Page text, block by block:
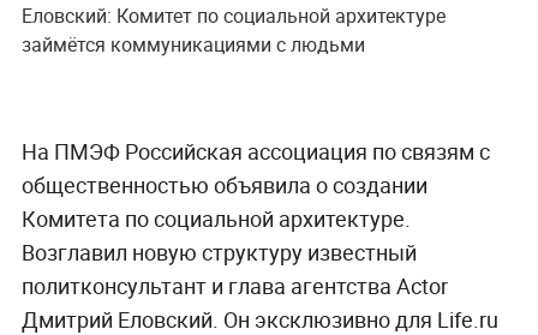
Еловский: Комитет по социальной архитектуре
займётся коммуникациями с людьми
На ПМЭФ Российская ассоциация по связям с
общественностью объявила о создании
Комитета по социальной архитектуре.
Возглавил новую структуру известный
политконсультант и глава агентства Actor
Дмитрий Еловский. Он эксклюзивно для Life.ru